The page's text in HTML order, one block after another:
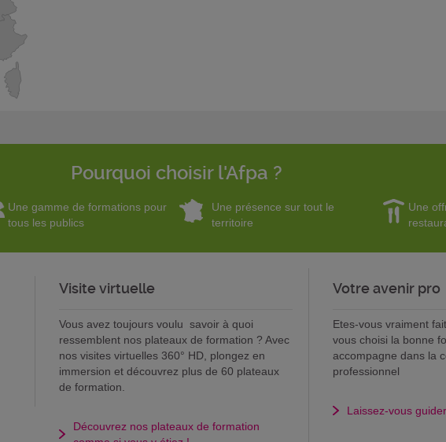
Pourquoi choisir l'Afpa ?
Une gamme de formations pour
tous les publics
Une présence sur tout le
territoire
Une
Visite virtuelle
Vous avez toujours voulu savoir à quoi
ressemblent nos plateaux de formation ? Avec
nos visites virtuelles 360° HD, plongez en
immersion et découvrez plus de 60 plateaux
de formation.
Découvrez nos plateaux de formation
Votre avenir pro
Etes-vous vraiment
vous choisi la bonne
accompagne dans la
professionnel
Laissez-vous guider